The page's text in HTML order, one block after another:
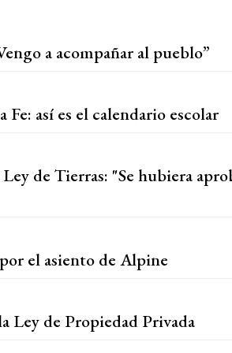
a acompañar al pueblo”
así es el calendario escolar
de Tierras: "Se hubiera
el asiento de Alpine
Ley de Propiedad Privada